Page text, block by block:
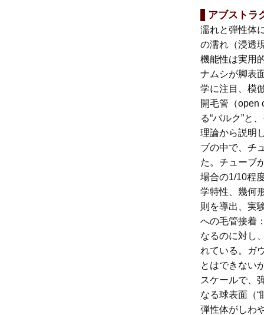
アブストラ
濡れと弾性体
の濡れ（浸透
機能性は実用
ナムシが脚表
学に注目、模
開毛管（open
る“バルク”と
理論から説明
ブの中で、チ
た。チューブ
場合の1/10程
学特性、幾何
則を導出、実
への毛管接着
なるのに対し
れている。ガ
とはできない
スケールで、
なる球表面（
弾性体がしわ